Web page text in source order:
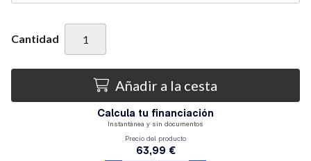
Cantidad
Añadir a la cesta